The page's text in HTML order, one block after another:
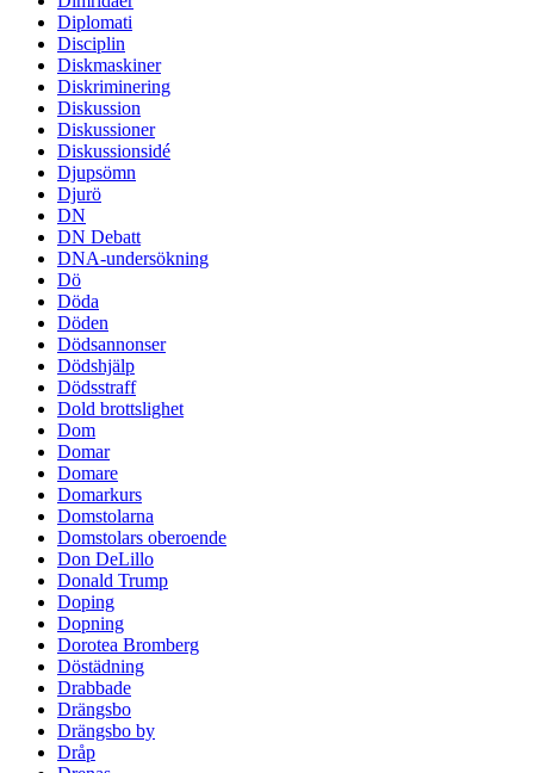
Diplomati
Disciplin
Diskmaskiner
Diskriminering
Diskussion
Diskussioner
Diskussionsidé
Djupsömn
Djurö
DN
DN Debatt
DNA-undersökning
Dö
Döda
Döden
Dödsannonser
Dödshjälp
Dödsstraff
Dold brottslighet
Dom
Domar
Domare
Domarkurs
Domstolarna
Domstolars oberoende
Don DeLillo
Donald Trump
Doping
Dopning
Dorotea Bromberg
Döstädning
Drabbade
Drängsbo
Drängsbo by
Dråp